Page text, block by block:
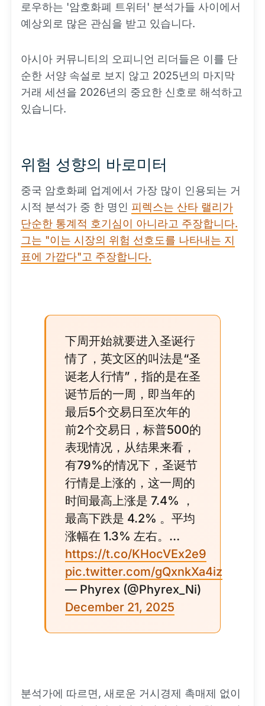
로우하는 '암호화폐 트위터' 분석가들 사이에서
예상외로 많은 관심을 받고 있습니다.
아시아 커뮤니티의 오피니언 리더들은 이를 단
순한 서양 속설로 보지 않고 2025년의 마지막
거래 세션을 2026년의 중요한 신호로 해석하고
있습니다.
위험 성향의 바로미터
중국 암호화폐 업계에서 가장 많이 인용되는 거
시적 분석가 중 한 명인 피렉스는 산타 랠리가
단순한 통계적 호기심이 아니라고 주장합니다.
그는 "이는 시장의 위험 선호도를 나타내는 지
표에 가깝다"고 주장합니다.
下周开始就要进入圣诞行
情了，英文区的叫法是“圣
诞老人行情”，指的是在圣
诞节后的一周，即当年的
最后5个交易日至次年的
前2个交易日，标普500的
表现情况，从结果来看，
有79%的情况下，圣诞节
行情是上涨的，这一周的
时间最高上涨是 7.4% ，
最高下跌是 4.2% 。平均
涨幅在 1.3% 左右。…
https://t.co/KHocVEx2e9
pic.twitter.com/gQxnkXa4iz
— Phyrex (@Phyrex_Ni)
December 21, 2025
분석가에 따르면, 새로운 거시경제 촉매제 없이